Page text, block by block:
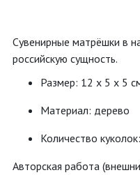
Сувенирные матрёшки в
российскую сущность.
Размер: 12 х 5 х 5
Материал: дерево
Количество
Авторская работа